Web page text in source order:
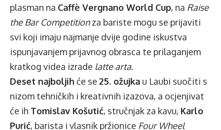
plasman na Caffè Vergnano World Cup, na Raise
the Bar Competitionza bariste mogu se prijaviti
svi koji imaju najmanje dvije godine iskustva
ispunjavanjem prijavnog obrasca te prilaganjem
kratkog videa izrade latte arta.
Deset najboljih će se 25. ožujka u Laubi suočiti s
nizom tehničkih i kreativnih izazova, a ocjenjivat
će ih Tomislav Košutić, stručnjak za kavu, Karlo
Purić, barista i vlasnik pržionice Four Wheel